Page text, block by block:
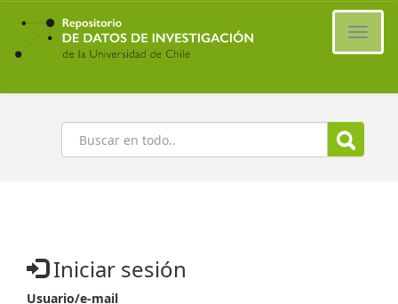
Ir
contenido
principal
Buscar
Iniciar sesión
Usuario/e-mail